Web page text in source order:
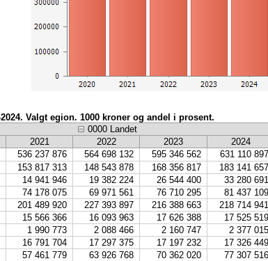
Valgt egion. 1000 kroner og andel i prosent.
0000 Landet
2021 2022 2023
2024
536 237 876 564 698 132 595 346 562
631 110 897
153 817 313 148 543 878 168 356 817
183 141 657
14 941 946 19 382 224 26 544 400
33 280 691
74 178 075 69 971 561 76 710 295
81 437 109
201 489 920 227 393 897 216 388 663
218 714 941
15 566 366 16 093 963 17 626 388
17 525 519
1 990 773 2 088 466 2 160 747
2 377 015
16 791 704 17 297 375 17 197 232
17 326 449
57 461 779 63 926 768 70 362 020
77 307 516